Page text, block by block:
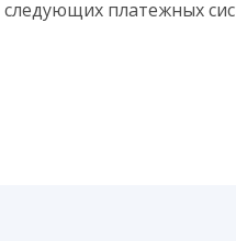
платежных